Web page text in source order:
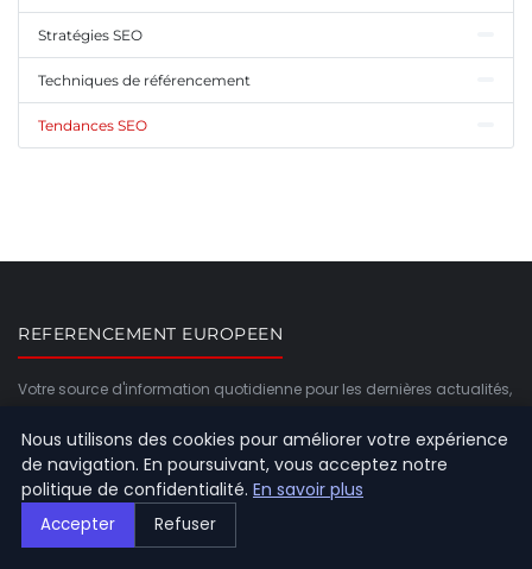
Stratégies SEO
Techniques de référencement
Tendances SEO
REFERENCEMENT EUROPEEN
Votre source d'information quotidienne pour les dernières actualités,
CATÉGORIES
Contenu optimisé
Nous utilisons des cookies pour améliorer votre expérience
de navigation. En poursuivant, vous acceptez notre
politique de confidentialité. En savoir plus
Accepter Refuser